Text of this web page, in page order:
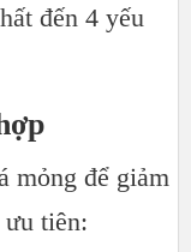
đến 4 yếu
mỏng để giảm
tiên: